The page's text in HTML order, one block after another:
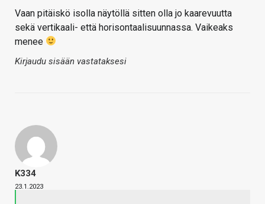
Vaan pitäiskö isolla näytöllä sitten olla jo kaarevuutta
sekä vertikaali- että horisontaalisuunnassa. Vaikeaks
menee
Kirjaudu sisään vastataksesi
K334
23.1.2023